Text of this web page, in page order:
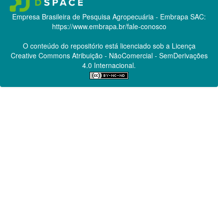
Empresa Brasileira de Pesquisa Agropecuária - Embrapa SAC:
https://www.embrapa.br/fale-conosco
O conteúdo do repositório está licenciado sob a Licença
Creative CommonsAtribuição - NãoComercial - SemDerivações
4.0 Internacional.